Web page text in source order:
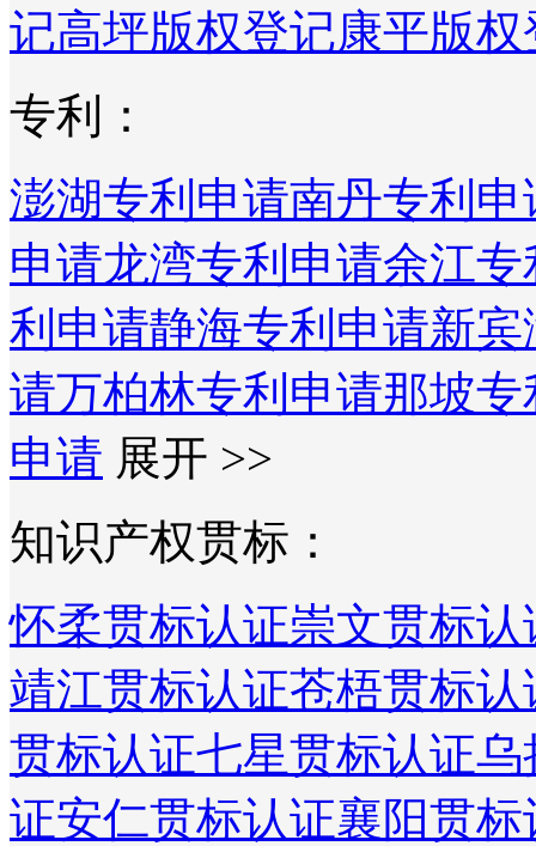
记高坪版权登记康平版权
专利：
澎湖专利申请南丹专利申
申请龙湾专利申请余江
利申请静海专利申请新
请万柏林专利申请那坡
申请 展开 >>
知识产权贯标：
怀柔贯标认证崇文贯标认
靖江贯标认证苍梧贯标认
贯标认证七星贯标认证乌
证安仁贯标认证襄阳贯标